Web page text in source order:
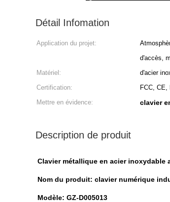
Détail Infomation
Application du projet:
d'accès,
Matériel: d'acier
Certification:
FCC, CE,
Mettre en évidence:
clavier
Description de produit
Clavier métallique en acier inoxydable
Nom du produit: clavier numérique
Modèle: GZ-D005013